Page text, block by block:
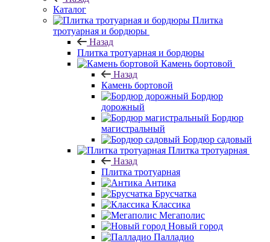
Каталог
Плитка
тротуарная и бордюры
Назад
Плитка тротуарная и бордюры
Камень бортовой
Назад
Камень бортовой
Бордюр
дорожный
Бордюр
магистральный
Бордюр садовый
Плитка тротуарная
Назад
Плитка тротуарная
Антика
Брусчатка
Классика
Мегаполис
Новый город
Палладио